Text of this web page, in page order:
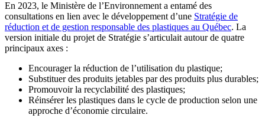
En 2023, le Ministère de l’Environnement a entamé des
consultations en lien avec le développement d’une Stratégie de
réduction et de gestion responsable des plastiques au Québec. La
version initiale du projet de Stratégie s’articulait autour de quatre
principaux axes :
Encourager la réduction de l’utilisation du plastique;
Substituer des produits jetables par des produits plus durables;
Promouvoir la recyclabilité des plastiques;
Réinsérer les plastiques dans le cycle de production selon une
approche d’économie circulaire.